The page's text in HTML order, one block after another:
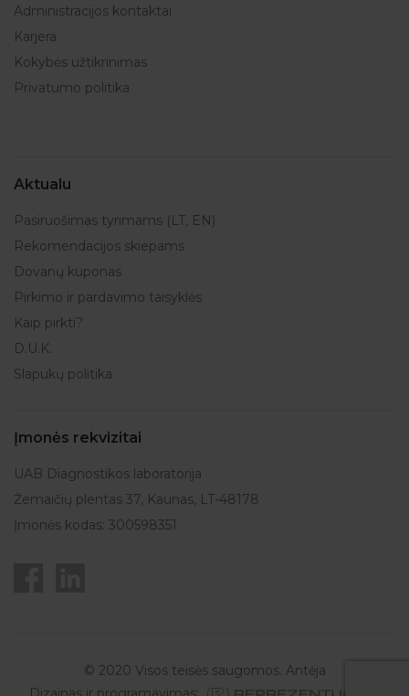
Administracijos kontaktai
Karjera
Kokybės užtikrinimas
Privatumo politika
Aktualu
Pasiruošimas tyrimams (LT, EN)
Rekomendacijos skiepams
Dovanų kuponas
Pirkimo ir pardavimo taisyklės
Kaip pirkti?
D.U.K.
Slapukų politika
Įmonės rekvizitai
UAB Diagnostikos laboratorija
Žemaičių plentas 37, Kaunas, LT-48178
Įmonės kodas: 300598351
© 2020 Visos teisės saugomos. Antėja